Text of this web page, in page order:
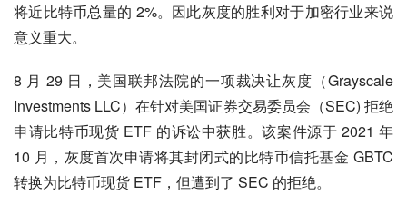
将近比特币总量的 2%。因此灰度的胜利对于加密行业来说
意义重大。
8 月 29 日，美国联邦法院的一项裁决让灰度（Grayscale
Investments LLC）在针对美国证券交易委员会（SEC) 拒绝
申请比特币现货 ETF 的诉讼中获胜。该案件源于 2021 年
10 月，灰度首次申请将其封闭式的比特币信托基金 GBTC
转换为比特币现货 ETF，但遭到了 SEC 的拒绝。